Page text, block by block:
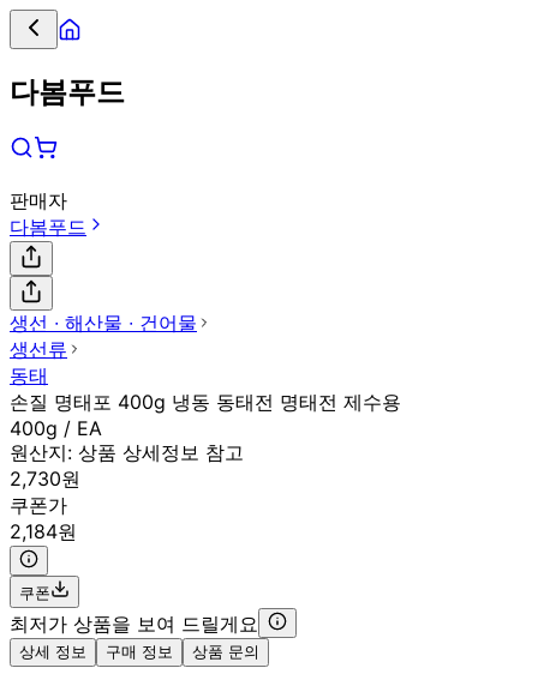
다봄푸드
판매자
다봄푸드
생선 ∙ 해산물 ∙ 건어물
생선류
동태
손질 명태포 400g 냉동 동태전 명태전 제수용
400g / EA
원산지: 상품 상세정보 참고
2,730원
쿠폰가
2,184원
쿠폰
최저가 상품을 보여 드릴게요
상세 정보 구매 정보 상품 문의